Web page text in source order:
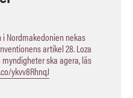
Nordmakedonien nekas
artikel 28. Loza
ska agera, läs
ykvv8RhnqJ